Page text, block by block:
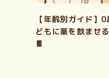
【年齢別ガイド】
どもに薬を飲ませ
🍫